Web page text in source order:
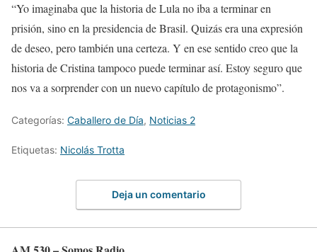
“Yo imaginaba que la historia de Lula no iba a terminar en
prisión, sino en la presidencia de Brasil. Quizás era una expresión
de deseo, pero también una certeza. Y en ese sentido creo que la
historia de Cristina tampoco puede terminar así. Estoy seguro que
nos va a sorprender con un nuevo capítulo de protagonismo”.
Categorías: Caballero de Día, Noticias 2
Etiquetas: Nicolás Trotta
Deja un comentario